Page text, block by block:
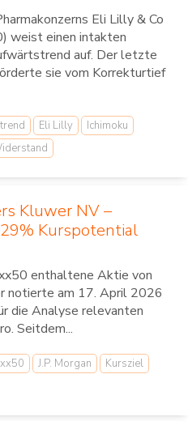
Eli Lilly & Co
weist einen intakten
auf. Der letzte
sie vom Korrekturtief
Eli Lilly
Ichimoku
Kluwer NV –
Kurspotential
enthaltene Aktie von
notierte am 17. April 2026
die Analyse relevanten
Seitdem...
J.P. Morgan
Kursziel